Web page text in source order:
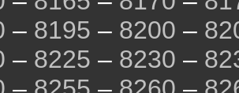
– 8195 – 8200 –
– 8225 – 8230 –